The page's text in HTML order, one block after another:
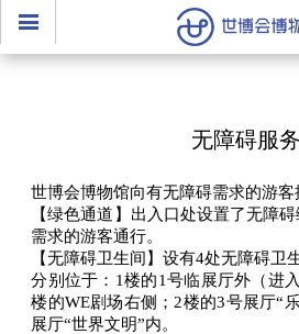
无障碍服务
世博会博物馆向有无障碍需求的游客
【绿色通道】出入口处设置了无障
需求的游客通行。
【无障碍卫生间】设有4处无障碍卫
分别位于：1楼的1号临展厅外（进
楼的WE剧场右侧；2楼的3号展厅“
展厅“世界文明”内。